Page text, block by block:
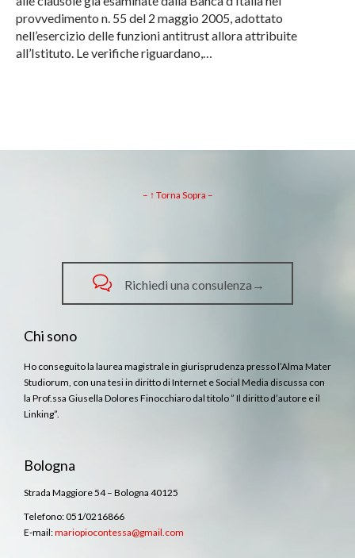
provvedimento n. 55 del 2 maggio 2005, adottato
nell’esercizio delle funzioni antitrust allora attribuite
all’Istituto. Le verifiche riguardano,…
– ↑ Torna Sopra –
 Richiedi una consulenza→
Chi sono
Ho conseguito la laurea magistrale in giurisprudenza presso l’Alma Mater
Studiorum, con una tesi in diritto di Internet e Social Media discussa con
la Prof.ssa Giusella Dolores Finocchiaro dal titolo ” Il diritto d’autore e il
Linking”.
Bologna
Strada Maggiore 54 – Bologna 40125
Telefono: 051/0216866
E-mail:mariopiocontessa@gmail.com